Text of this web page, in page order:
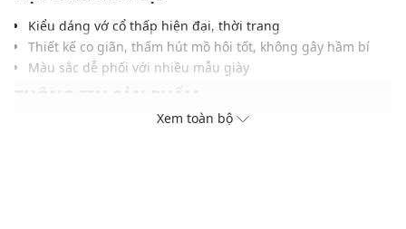
Kiểu dáng vớ cổ thấp hiện đại, thời trang
Thiết kế co giãn, thấm hút mồ hôi tốt, không gây hầm bí
Màu sắc dễ phối với nhiều mẫu giày
Birkenstock
Xem toàn bộ